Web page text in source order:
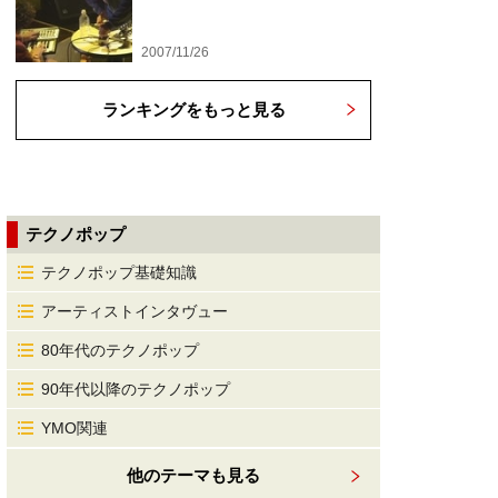
2007/11/26
ランキングをもっと見る
テクノポップ
テクノポップ基礎知識
アーティストインタヴュー
80年代のテクノポップ
90年代以降のテクノポップ
YMO関連
他のテーマも見る